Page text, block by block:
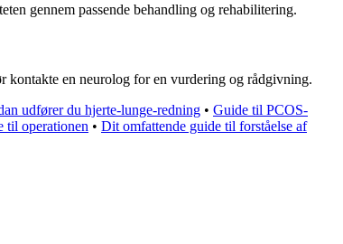
gennem passende behandling og rehabilitering.
kontakte en neurolog for en vurdering og rådgivning.
udfører du hjerte-lunge-redning • Guide til PCOS-
til operationen • Dit omfattende guide til forståelse af